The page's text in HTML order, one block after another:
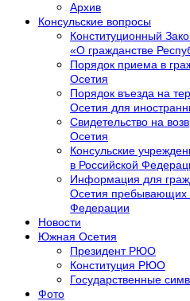
Архив
Консульские вопросы
Конституционный
«О гражданстве
Порядок приема в
Осетия
Порядок въезда на
Осетия для
Свидетельство на
Осетия
Консульские
в Российской
Информация для
Осетия пребывающих
Федерации
Новости
Южная Осетия
Президент РЮО
Конституция РЮО
Государственные
Фото